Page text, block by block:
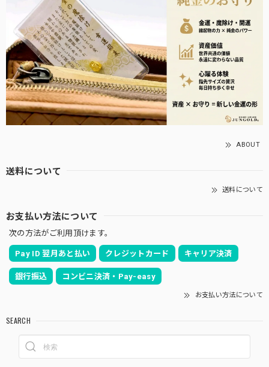
ABOUT
送料について
送料について
お支払い方法について
次の方法がご利用頂けます。
Pay ID 翌月あと払い クレジットカード キャリア決済
銀行振込 コンビニ決済・Pay-easy
お支払い方法について
SEARCH